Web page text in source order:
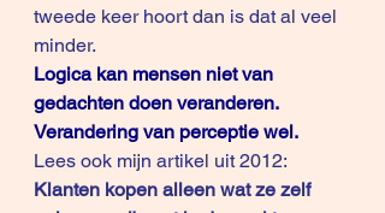
tweede keer hoort dan is dat al veel
minder.
Logica kan mensen niet van
gedachten doen veranderen.
Verandering van perceptie wel.
Lees ook mijn artikel uit 2012:
Klanten kopen alleen wat ze zelf